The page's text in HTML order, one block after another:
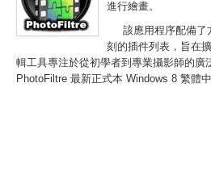
進行繪畫。
該應用程序配備了
刻的插件列表，旨在
輯工具專注於從初學者到專業攝影師的廣
PhotoFiltre 最新正式本 Windows 8 繁體中